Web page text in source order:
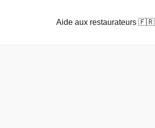
Aide aux restaurateurs 🇫🇷